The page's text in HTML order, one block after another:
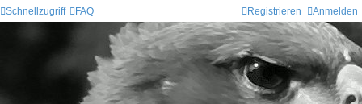
Schnellzugriff FAQ Anmelden
Registrieren